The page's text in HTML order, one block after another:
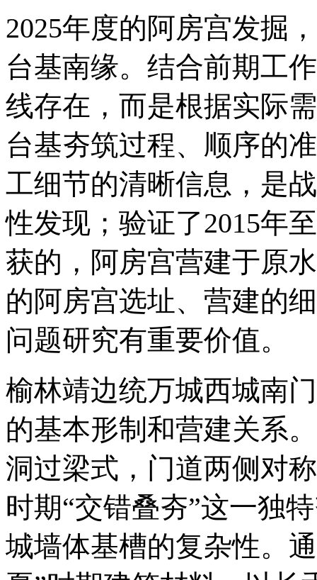
2025年度的阿房宫发掘
台基南缘。结合前期工
线存在，而是根据实际
台基夯筑过程、顺序的
工细节的清晰信息，是
性发现；验证了2015年
获的，阿房宫营建于原
的阿房宫选址、营建的
问题研究有重要价值。
榆林靖边统万城西城南
的基本形制和营建关系
洞过梁式，门道两侧对
时期“交错叠夯”这一独
城墙体基槽的复杂性。